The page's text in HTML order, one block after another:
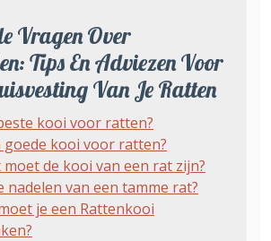
Vragen Over
Tips En Adviezen Voor
Van Je Ratten
kooi voor ratten?
goede kooi voor ratten?
de kooi van een rat zijn?
nadelen van een tamme rat?
je een Rattenkooi